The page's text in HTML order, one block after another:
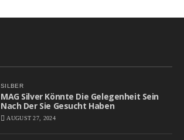
SILBER
MAG Silver Könnte Die Gelegenheit Sein
Nach Der Sie Gesucht Haben
AUGUST 27, 2024